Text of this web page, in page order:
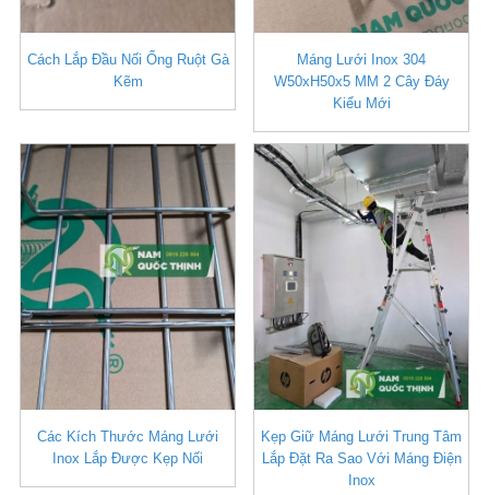
Cách Lắp Đầu Nối Ống Ruột Gà
Kẽm
Máng Lưới Inox 304
W50xH50x5 MM 2 Cây Đáy
Kiểu Mới
Các Kích Thước Máng Lưới
Inox Lắp Được Kẹp Nối
Kẹp Giữ Máng Lưới Trung Tâm
Lắp Đặt Ra Sao Với Máng Điện
Inox